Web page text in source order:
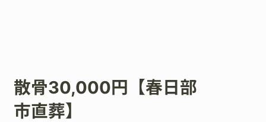
散骨30,000円【春日部
市直葬】